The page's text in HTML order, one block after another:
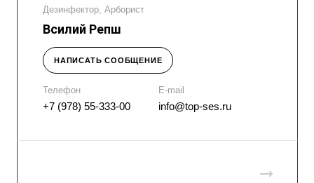
Дезинфектор, Арборист
Всилий Репш
НАПИСАТЬ СООБЩЕНИЕ
Телефон
+7 (978) 55-333-00
E-mail
info@top-ses.ru